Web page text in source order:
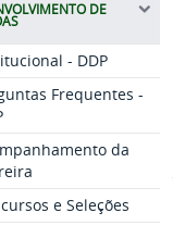
DE
- DDP
Frequentes -
da
e Seleções